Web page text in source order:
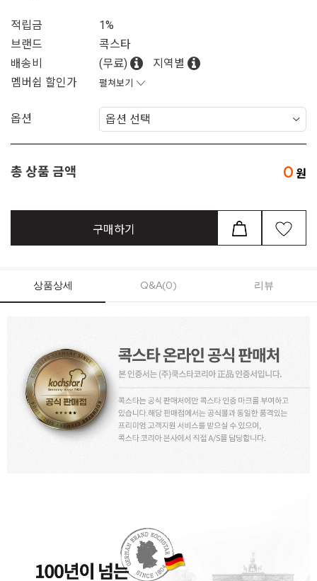
적립금
1%
브랜드
콕스타
배송비
(무료)
지역별
멤버쉽 할인가
펼쳐보기
옵션
총 상품 금액 0
구매하기
상품상세 Q&A(0) 리뷰